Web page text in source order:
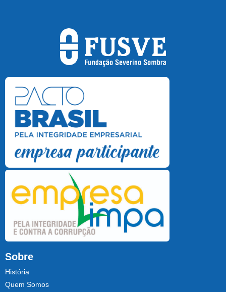
Sobre
História
Quem Somos